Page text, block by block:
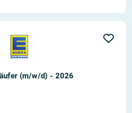
(m/w/d) - 2026